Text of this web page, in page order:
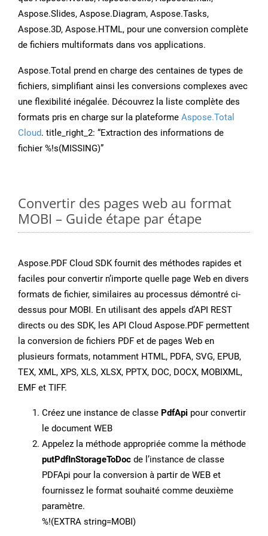
Aspose.Slides, Aspose.Diagram, Aspose.Tasks,
Aspose.3D, Aspose.HTML, pour une conversion complète
de fichiers multiformats dans vos applications.
Aspose.Total prend en charge des centaines de types de
fichiers, simplifiant ainsi les conversions complexes avec
une flexibilité inégalée. Découvrez la liste complète des
formats pris en charge sur la plateforme Aspose.Total
Cloud. title_right_2: “Extraction des informations de
fichier %!s(MISSING)”
Convertir des pages web au format
MOBI – Guide étape par étape
Aspose.PDF Cloud SDK fournit des méthodes rapides et
faciles pour convertir n’importe quelle page Web en divers
formats de fichier, similaires au processus démontré ci-
dessus pour MOBI. En utilisant des appels d’API REST
directs ou des SDK, les API Cloud Aspose.PDF permettent
la conversion de fichiers PDF et de pages Web en
plusieurs formats, notamment HTML, PDFA, SVG, EPUB,
TEX, XML, XPS, XLS, XLSX, PPTX, DOC, DOCX, MOBIXML,
EMF et TIFF.
Créez une instance de classe PdfApi pour convertir
le document WEB
Appelez la méthode appropriée comme la méthode
putPdfInStorageToDoc de l’instance de classe
PDFApi pour la conversion à partir de WEB et
fournissez le format souhaité comme deuxième
paramètre.
%!(EXTRA string=MOBI)